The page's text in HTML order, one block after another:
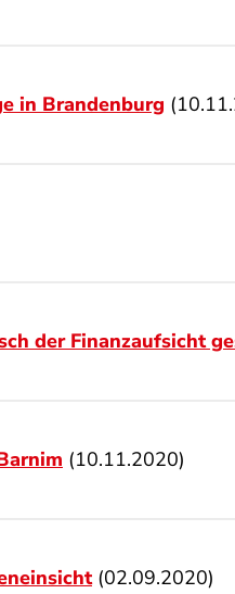
in Brandenburg
der Finanzaufsicht
(10.11.2020)
(02.09.2020)